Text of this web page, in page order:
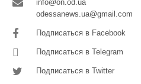
info@on.od.ua
odessanews.ua@gmail.com
Подписаться в Facebook
Подписаться в Telegram
Подписаться в Twitter